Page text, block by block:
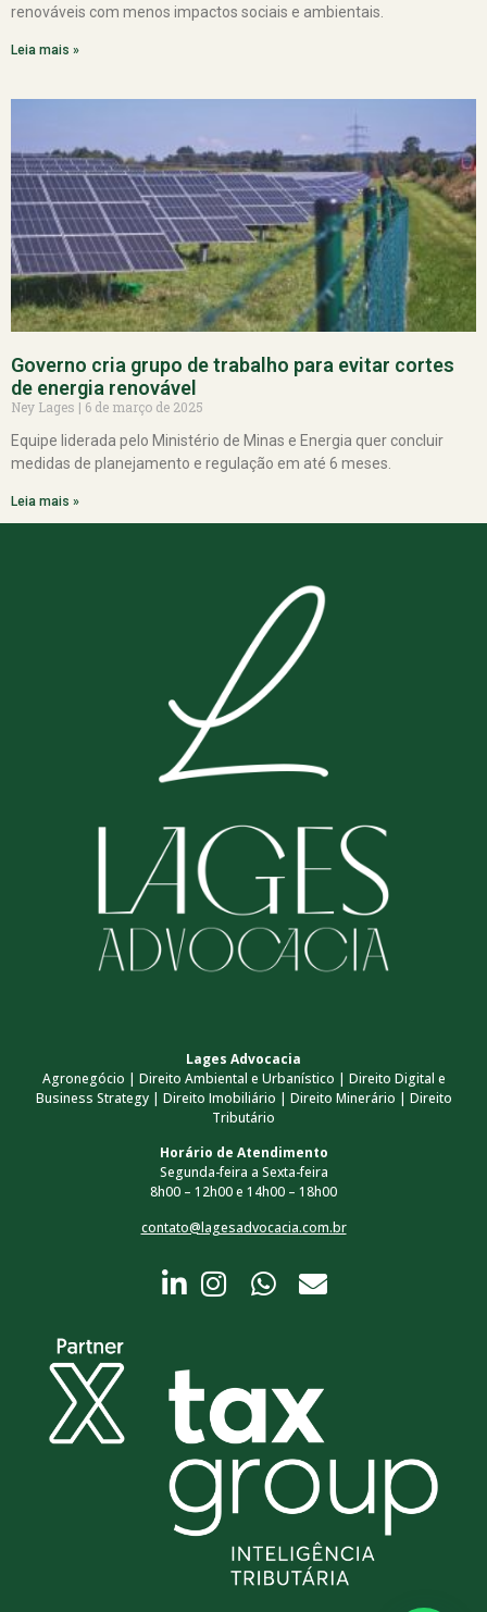
renováveis com menos impactos sociais e ambientais.
Leia mais »
Governo cria grupo de trabalho para evitar cortes
de energia renovável
Ney Lages
6 de março de 2025
Equipe liderada pelo Ministério de Minas e Energia quer concluir
medidas de planejamento e regulação em até 6 meses.
Leia mais »
Lages Advocacia
Agronegócio | Direito Ambiental e Urbanístico | Direito Digital e
Business Strategy | Direito Imobiliário | Direito Minerário | Direito
Tributário
Horário de Atendimento
Segunda-feira a Sexta-feira
8h00 – 12h00 e 14h00 – 18h00
contato@lagesadvocacia.com.br